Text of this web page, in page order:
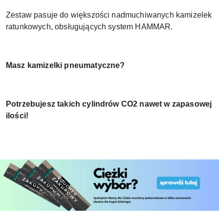
Zestaw pasuje do większości nadmuchiwanych kamizelek
ratunkowych, obsługujących system HAMMAR.
Masz kamizelki pneumatyczne?
Potrzebujesz takich cylindrów CO2 nawet w zapasowej
ilości!